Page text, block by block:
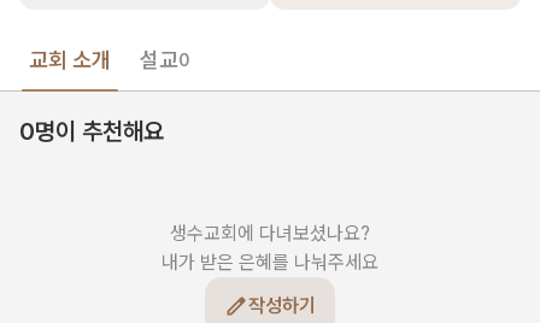
교회 소개 설교0
0명이 추천해요
생수교회에 다녀보셨나요?
내가 받은 은혜를 나눠주세요
작성하기